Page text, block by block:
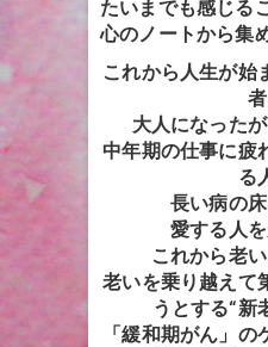
たいまでも感じる
心のノートから集
これから人生が始
者
大人になった
中年期の仕事に疲
る
長い病の床
愛する人を
これから老
老いを乗り越えて
うとする“新
「緩和期がん」